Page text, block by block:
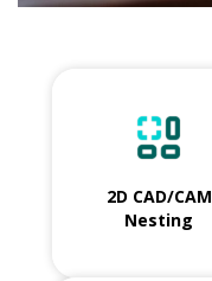
2D CAD/CAM
Nesting